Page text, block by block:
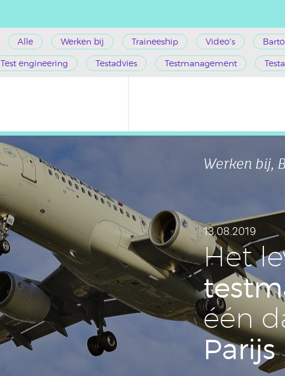
Alle Werken bij Traineeship Video's
Test engineering Testadvies Testmanagement
Werken bij,
13.08.2019
Het
één
Parijs